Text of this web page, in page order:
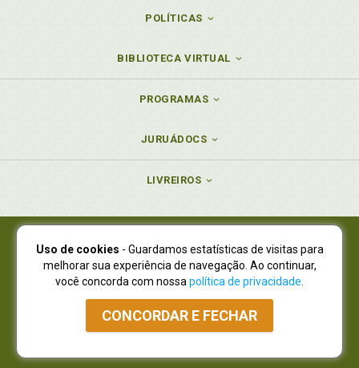
POLÍTICAS
BIBLIOTECA VIRTUAL
PROGRAMAS
JURUÁDOCS
LIVREIROS
Juruá Editora Ltda., CNPJ 77.535.508/0001-19
Juruá Informática Ltda., CNPJ 01.701.561/0001-80
NOVO ENDEREÇO:R. Flávio Dallegrave, 7665, São Lourenço |
Curitiba - Paraná - CEP 82210-310
Atendimento: (41) 4009-3900|Vendas Atacado: (41) 4009-3939
Atendimento via Whatsapp
Uso de cookies - Guardamos estatísticas de visitas para
melhorar sua experiência de navegação. Ao continuar,
você concorda com nossa política de privacidade
CONCORDAR E FECHAR